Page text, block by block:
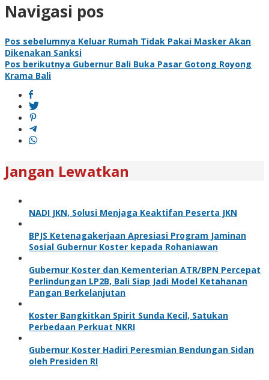
Navigasi pos
Pos sebelumnya Keluar Rumah Tidak Pakai Masker Akan
Dikenakan Sanksi
Pos berikutnya Gubernur Bali Buka Pasar Gotong Royong
Krama Bali
Jangan Lewatkan
NADI JKN, Solusi Menjaga Keaktifan Peserta JKN
BPJS Ketenagakerjaan Apresiasi Program Jaminan
Sosial Gubernur Koster kepada Rohaniawan
Gubernur Koster dan Kementerian ATR/BPN Percepat
Perlindungan LP2B, Bali Siap Jadi Model Ketahanan
Pangan Berkelanjutan
Koster Bangkitkan Spirit Sunda Kecil, Satukan
Perbedaan Perkuat NKRI
Gubernur Koster Hadiri Peresmian Bendungan Sidan
oleh Presiden RI